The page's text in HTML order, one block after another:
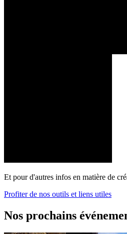
Et pour d'autres infos en matière de
Profiter de nos outils et liens utiles
Nos prochains